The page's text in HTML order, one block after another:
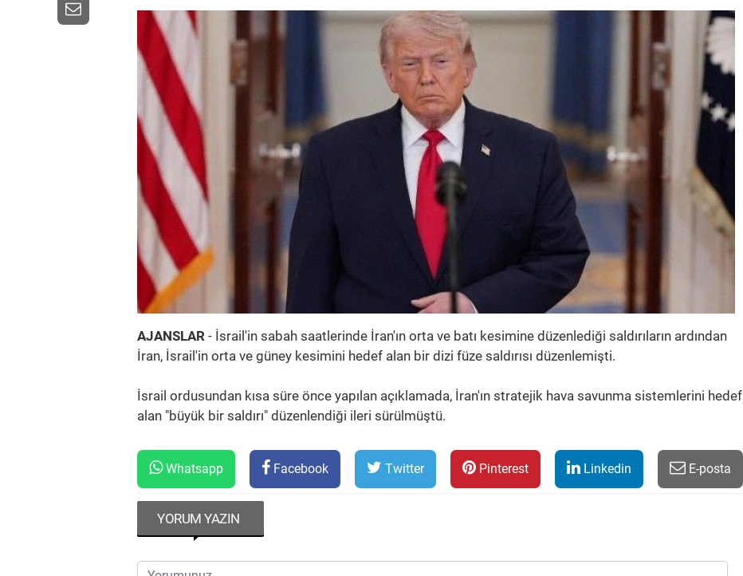
AJANSLAR - İsrail'in sabah saatlerinde İran'ın orta ve batı kesimine düzenlediği saldırıların ardından
İran, İsrail'in orta ve güney kesimini hedef alan bir dizi füze saldırısı düzenlemişti.
İsrail ordusundan kısa süre önce yapılan açıklamada, İran'ın stratejik hava savunma sistemlerini hedef
alan "büyük bir saldırı" düzenlendiği ileri sürülmüştü.
Whatsapp Facebook Twitter Pinterest Linkedin E-posta
YORUM YAZIN